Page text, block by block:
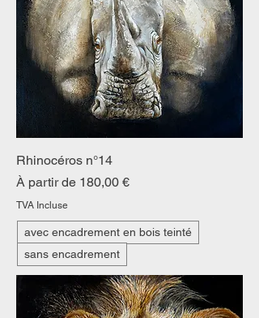
Rhinocéros n°14
À partir de 180,00 €
Prix promotionnel
TVA Incluse
avec encadrement en bois teinté
sans encadrement